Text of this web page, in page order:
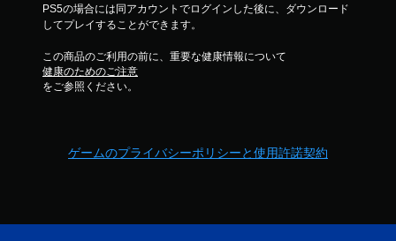
PS5の場合には同アカウントでログインした後に、ダウンロード
してプレイすることができます。
この商品のご利用の前に、重要な健康情報について
健康のためのご注意
をご参照ください。
ゲームのプライバシーポリシーと使用許諾契約